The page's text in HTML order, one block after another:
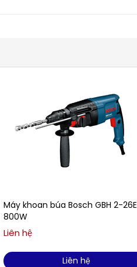
Máy khoan búa Bosch GBH 2-26E
800W
Liên hệ
Liên hệ